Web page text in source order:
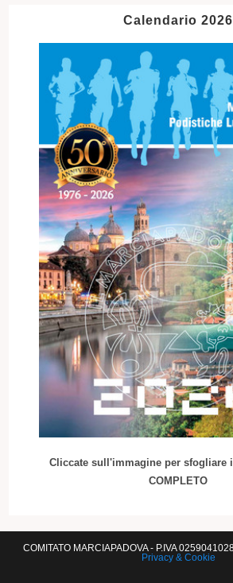
Calendario 2026
Cliccate sull'immagine per sfogliare
COMPLETO
COMITATO MARCIAPADOVA - P.IVA
Privacy & Cookie